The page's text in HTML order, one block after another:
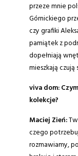
przeze mnie
Górnickiego
czy grafiki
pamiątek z
dopełniają
mieszkają
viva dom:
kolekcje?
Maciej Zień:
czego
rozmawiamy,